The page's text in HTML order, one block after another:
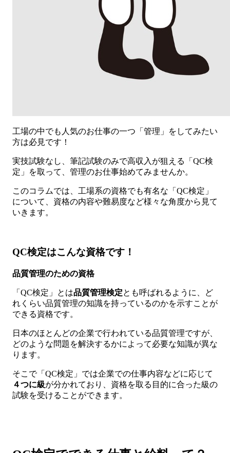
工場の中でも人気のお仕事の一つ「管理」をしてみたい
方は必見です！
実技試験なし、筆記試験のみで高収入が狙える「QC検
定」を取って、管理のお仕事始めてみませんか。
このコラムでは、工場系の資格でも有名な「QC検定」
について、資格の内容や難易度など様々な角度から見て
いきます。
QC検定はこんな資格です！
品質管理のための資格
「QC検定」とは品質管理検定とも呼ばれるように、ど
れくらい品質管理の知識を持っているのかを示すことが
できる資格です。
日本のほとんどの企業で行われている品質管理ですが、
どのような問題を解決するかによって必要な知識が異な
ります。
そこで「QC検定」では企業での仕事内容などに応じて
４つに級が分かれており、資格を取る目的に合った級の
試験を受けることができます。